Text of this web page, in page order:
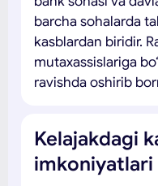
barcha sohalarda
kasblardan biridir.
mutaxassislariga
ravishda oshirib
Kelajakdagi
imkoniyatlari